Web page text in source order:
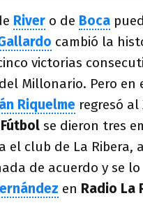
River o de Boca
cambió la
victorias
Millonario. Pero en
Riquelme regresó al
se dieron tres
el club de La Ribera,
de acuerdo y se
en Radio La